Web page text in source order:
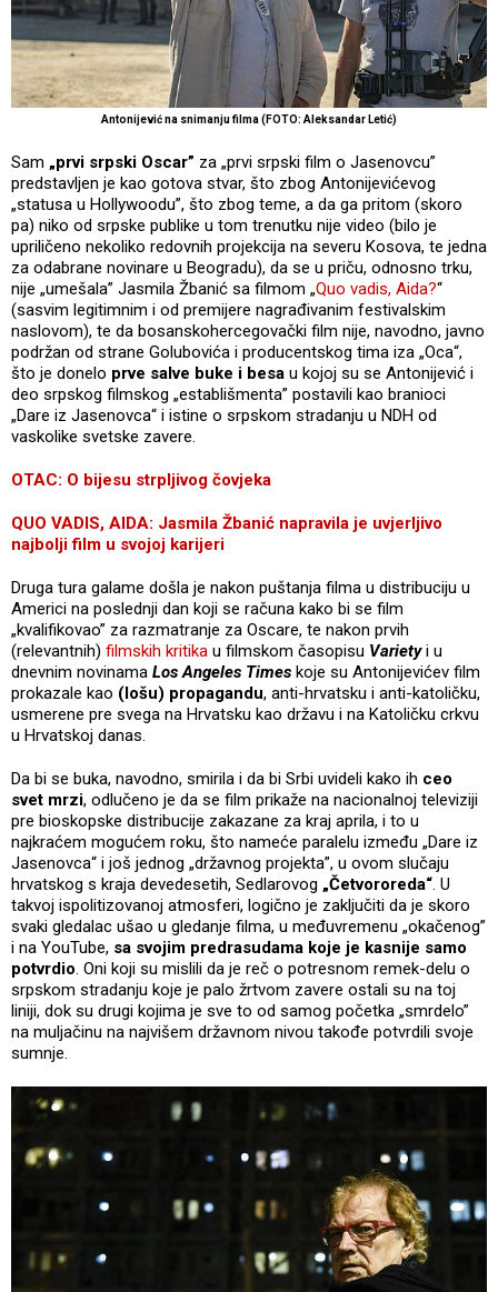
Antonijević na snimanju filma (FOTO: Aleksandar Letić)
Sam „prvi srpski Oscar” za „prvi srpski film o Jasenovcu”
predstavljen je kao gotova stvar, što zbog Antonijevićevog
„statusa u Hollywoodu”, što zbog teme, a da ga pritom (skoro
pa) niko od srpske publike u tom trenutku nije video (bilo je
upriličeno nekoliko redovnih projekcija na severu Kosova, te jedna
za odabrane novinare u Beogradu), da se u priču, odnosno trku,
nije „umešala” Jasmila Žbanić sa filmom „Quo vadis, Aida?“
(sasvim legitimnim i od premijere nagrađivanim festivalskim
naslovom), te da bosanskohercegovački film nije, navodno, javno
podržan od strane Golubovića i producentskog tima iza „Oca“,
što je donelo prve salve buke i besa u kojoj su se Antonijević i
deo srpskog filmskog „establišmenta” postavili kao branioci
„Dare iz Jasenovca“ i istine o srpskom stradanju u NDH od
vaskolike svetske zavere.
OTAC: O bijesu strpljivog čovjeka
QUO VADIS, AIDA: Jasmila Žbanić napravila je uvjerljivo
najbolji film u svojoj karijeri
Druga tura galame došla je nakon puštanja filma u distribuciju u
Americi na poslednji dan koji se računa kako bi se film
„kvalifikovao” za razmatranje za Oscare, te nakon prvih
(relevantnih) filmskih kritika u filmskom časopisu Varietyi u
dnevnim novinama Los Angeles Times koje su Antonijevićev film
prokazale kao (lošu) propagandu, anti-hrvatsku i anti-katoličku,
usmerene pre svega na Hrvatsku kao državu i na Katoličku crkvu
u Hrvatskoj danas.
Da bi se buka, navodno, smirila i da bi Srbi uvideli kako ih ceo
svet mrzi, odlučeno je da se film prikaže na nacionalnoj televiziji
pre bioskopske distribucije zakazane za kraj aprila, i to u
najkraćem mogućem roku, što nameće paralelu između „Dare iz
Jasenovca“ i još jednog „državnog projekta”, u ovom slučaju
hrvatskog s kraja devedesetih, Sedlarovog „Četvororeda“. U
takvoj ispolitizovanoj atmosferi, logično je zaključiti da je skoro
svaki gledalac ušao u gledanje filma, u međuvremenu „okačenog”
i na YouTube, sa svojim predrasudama koje je kasnije samo
potvrdio. Oni koji su mislili da je reč o potresnom remek-delu o
srpskom stradanju koje je palo žrtvom zavere ostali su na toj
liniji, dok su drugi kojima je sve to od samog početka „smrdelo”
na muljačinu na najvišem državnom nivou takođe potvrdili svoje
sumnje.